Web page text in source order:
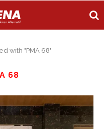
with "PMA 68"
68